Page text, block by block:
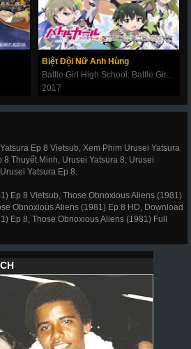
Biệt Đội Nữ Anh Hùng
2017
Ep 8 Vietsub, Xem Phim Urusei Yatsura
8 Thuyết Minh, Urusei Yatsura 8, Urusei
Yatsura Ep 8.
Ep 8 Vietsub, Those Obnoxious Aliens (1981)
Obnoxious Aliens (1981) Ep 8 HD, Download
Ep 8, Those Obnoxious Aliens (1981) Full